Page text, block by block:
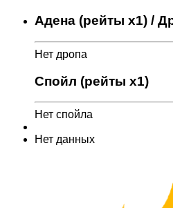
Адена (рейты x1) /
Нет дропа
Спойл (рейты x1)
Нет спойла
Нет данных